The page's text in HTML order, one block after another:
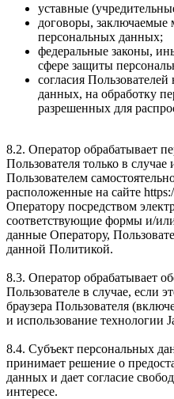
уставные
договоры, заключаемые
персональных данных;
федеральные законы,
сфере защиты
согласия
данных, на обработку
разрешенных для
8.2. Оператор обрабатывает
Пользователя только в
Пользователем
расположенные на сайте
Оператору посредством
соответствующие формы и/
данные Оператору,
данной Политикой.
8.3. Оператор обрабатывает
Пользователе в случае, если
браузера Пользователя
и использование технологии
8.4. Субъект персональных
принимает решение о
данных и дает согласие
интересе.